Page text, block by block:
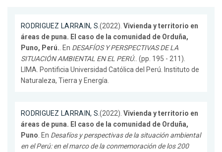
RODRIGUEZ LARRAIN, S.(2022).Vivienda y territorio en
áreas de puna. El caso de la comunidad de Orduña,
Puno, Perú. . En DESAFÍOS Y PERSPECTIVAS DE LA
SITUACIÓN AMBIENTAL EN EL PERÚ. . (pp. 195 - 211).
LIMA. Pontificia Universidad Católica del Perú. Instituto de
Naturaleza, Tierra y Energía.
RODRIGUEZ LARRAIN, S.(2022).Vivienda y territorio en
áreas de puna. El caso de la comunidad de Orduña,
Puno . En Desafíos y perspectivas de la situación ambiental
en el Perú: en el marco de la conmemoración de los 200